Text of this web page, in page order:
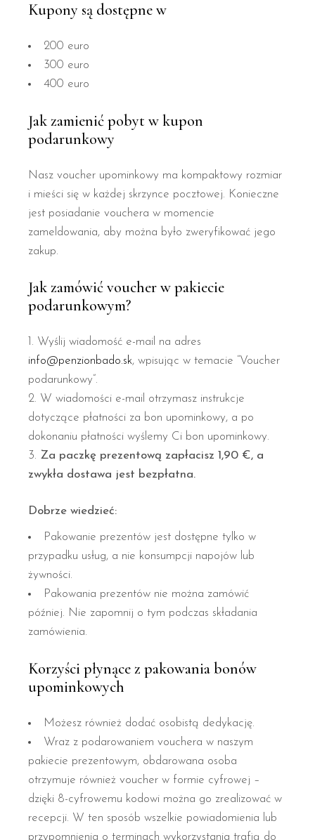
Kupony są dostępne w
200 euro
300 euro
400 euro
Jak zamienić pobyt w kupon
podarunkowy
Nasz voucher upominkowy ma kompaktowy rozmiar
i mieści się w każdej skrzynce pocztowej. Konieczne
jest posiadanie vouchera w momencie
zameldowania, aby można było zweryfikować jego
zakup.
Jak zamówić voucher w pakiecie
podarunkowym?
Wyślij wiadomość e-mail na adres
info@penzionbado.sk, wpisując w temacie “Voucher
podarunkowy”.
W wiadomości e-mail otrzymasz instrukcje
dotyczące płatności za bon upominkowy, a po
dokonaniu płatności wyślemy Ci bon upominkowy.
Za paczkę prezentową zapłacisz 1,90 €, a
zwykła dostawa jest bezpłatna.
Dobrze wiedzieć:
Pakowanie prezentów jest dostępne tylko w
przypadku usług, a nie konsumpcji napojów lub
żywności.
Pakowania prezentów nie można zamówić
później. Nie zapomnij o tym podczas składania
zamówienia.
Korzyści płynące z pakowania bonów
upominkowych
Możesz również dodać osobistą dedykację.
Wraz z podarowaniem vouchera w naszym
pakiecie prezentowym, obdarowana osoba
otrzymuje również voucher w formie cyfrowej –
dzięki 8-cyfrowemu kodowi można go zrealizować w
recepcji. W ten sposób wszelkie powiadomienia lub
przypomnienia o terminach wykorzystania trafią do